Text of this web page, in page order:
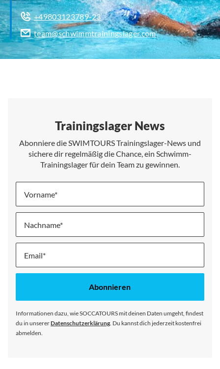
+49803123789-23
team@schwimmtrainingslager.com
Trainingslager News
Abonniere die SWIMTOURS Trainingslager-News und
sichere dir regelmäßig die Chance, ein Schwimm-
Trainingslager für dein Team zu gewinnen.
Vorname
Nachname
Melde
für
Abonnieren
Informationen dazu, wie SOCCATOURS mit deinen Daten umgeht, findest
du in unsererDatenschutzerklärung. Du kannst dich jederzeit kostenfrei
abmelden.